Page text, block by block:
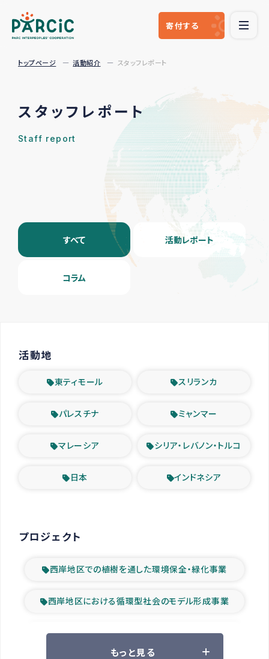
寄付する
トップページ 活動紹介 スタッフレポート
スタッフレポート
Staff report
すべて 活動レポート
コラム
活動地
東ティモール スリランカ
パレスチナ ミャンマー
マレーシア シリア・レバノン・トルコ
日本 インドネシア
プロジェクト
西岸地区での植樹を通した環境保全・緑化事業
西岸地区における循環型社会のモデル形成事業
ツアー参加者の声
もっと見る